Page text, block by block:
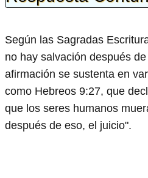
Según las Sagradas
no hay salvación después
afirmación se sustenta en
como Hebreos 9:27, que
que los seres humanos
después de eso, el juicio".